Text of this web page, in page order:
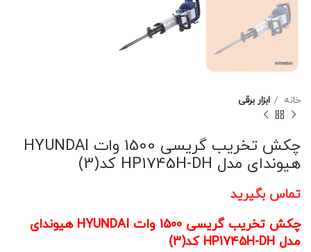
خانه ابزار برقی
چکش تخریب گریسی 1500 وات HYUNDAI
هیوندای مدل HP1745H-DH کد(3)
تماس بگیرید
چکش تخریب گریسی 1500 وات HYUNDAI هیوندای
مدل HP1745H-DH کد(3)